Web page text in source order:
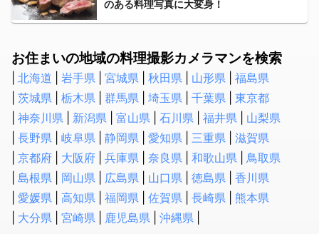
トイレの故障・修理
トイレのつまり修理
お風呂の排水口つまり修理
壁ピタ水栓・洗濯機蛇口の交換
税理士
会社設立・起業開業に強い税理士
顧問税理士
法人税の節税に強い税理士
相続税申告に強い税理士
融資・資金調達に強い税理士
のある料理写真に大変身！
お住まいの地域の料理撮影カメラマンを検索
北海道 岩手県 宮城県 秋田県 山形県
福島県
茨城県
栃木県 群馬県 埼玉県 千葉県
東京都
神奈川県
新潟県 富山県 石川県 福井県
山梨県
長野県
岐阜県 静岡県 愛知県 三重県
滋賀県
京都府
大阪府 兵庫県 奈良県 和歌山県
鳥取県
島根県
岡山県 広島県 山口県 徳島県
香川県
愛媛県
高知県 福岡県 佐賀県 長崎県
熊本県
大分県
宮崎県 鹿児島県 沖縄県